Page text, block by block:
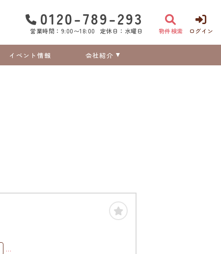
0120-789-293
営業時間：9:00〜18:00 定休日：水曜日 物件検索 ログイン
イベント情報 会社紹介